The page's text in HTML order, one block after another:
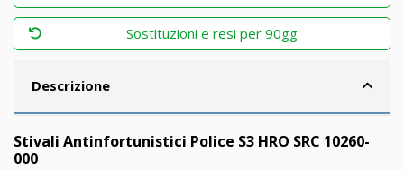
Sostituzioni e resi per 90gg
Descrizione
Stivali Antinfortunistici Police S3 HRO SRC 10260-
000